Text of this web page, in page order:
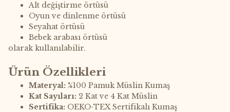
Alt değiştirme örtüsü
Oyun ve dinlenme örtüsü
Seyahat örtüsü
Bebek arabası örtüsü
olarak kullanılabilir.
Ürün Özellikleri
Materyal: %100 Pamuk Müslin Kumaş
Kat Sayıları: 2 Kat ve 4 Kat Müslin
Sertifika: OEKO-TEX Sertifikalı Kumaş